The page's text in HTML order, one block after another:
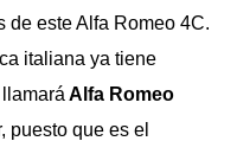
de este Alfa Romeo 4C.
italiana ya tiene
Alfa Romeo
puesto que es el